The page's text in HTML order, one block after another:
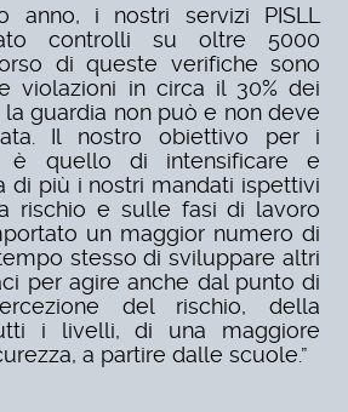
anno, i nostri servizi PISLL
controlli su oltre 5000
di queste verifiche sono
violazioni in circa il 30% dei
guardia non può e non deve
Il nostro obiettivo per i
è quello di intensificare e
di più i nostri mandati ispettivi
rischio e sulle fasi di lavoro
un maggior numero di
stesso di sviluppare altri
per agire anche dal punto di
del rischio, della
i livelli, di una maggiore
a partire dalle scuole.”